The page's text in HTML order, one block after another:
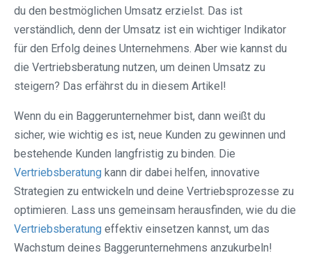
du den bestmöglichen Umsatz erzielst. Das ist
verständlich, denn der Umsatz ist ein wichtiger Indikator
für den Erfolg deines Unternehmens. Aber wie kannst du
die Vertriebsberatung nutzen, um deinen Umsatz zu
steigern? Das erfährst du in diesem Artikel!
Wenn du ein Baggerunternehmer bist, dann weißt du
sicher, wie wichtig es ist, neue Kunden zu gewinnen und
bestehende Kunden langfristig zu binden. Die
Vertriebsberatung kann dir dabei helfen, innovative
Strategien zu entwickeln und deine Vertriebsprozesse zu
optimieren. Lass uns gemeinsam herausfinden, wie du die
Vertriebsberatung effektiv einsetzen kannst, um das
Wachstum deines Baggerunternehmens anzukurbeln!